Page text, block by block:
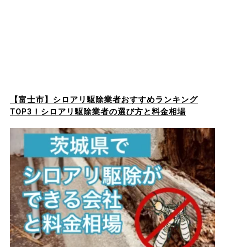
【富士市】シロアリ駆除業者おすすめランキング
TOP3！シロアリ駆除業者の選び方と料金相場